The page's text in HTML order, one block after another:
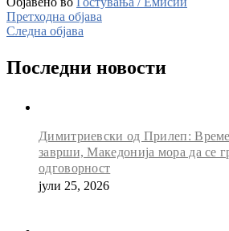
Претходна објава
Следна објава
Последни новости
Димитриевски од Прилеп:
заврши, Македонија мора да се
одговорност
јули 25, 2026